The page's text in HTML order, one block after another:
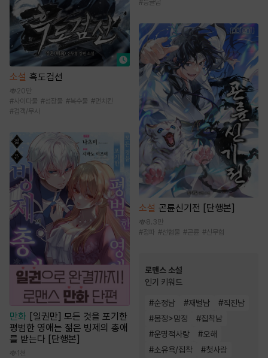
소설 흑도검선
20만
#사이다물 #성장물 #복수물 #먼치킨
#검객/무사
만화 [일권만] 모든 것을 포기한
평범한 영애는 젊은 빙제의 총애
를 받는다 [단행본]
1천
#능글남
소설 곤륜신기전 [단행본]
8.3만
#정파 #선협물 #곤륜 #신무협
로맨스 소설
인기 키워드
#순정남 #재벌남 #직진남
#몸정>맘정 #집착남
#운명적사랑 #오해
#소유욕/집착 #첫사랑